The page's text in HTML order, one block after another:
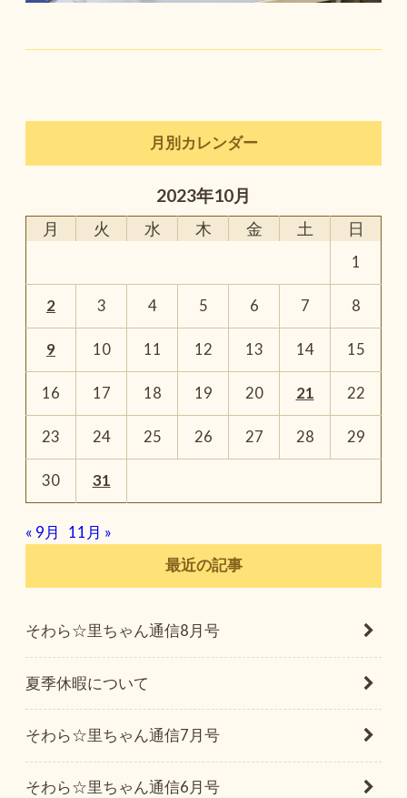
月別カレンダー
2023年10月
月 火 水 木 金 土 日
1
2 3 4 5 6 7 8
9 10 11 12 13 14 15
16 17 18 19 20 21 22
23 24 25 26 27 28 29
30 31
« 9月
11月 »
最近の記事
そわら☆里ちゃん通信8月号
夏季休暇について
そわら☆里ちゃん通信7月号
そわら☆里ちゃん通信6月号